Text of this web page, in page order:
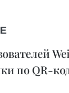
по QR-